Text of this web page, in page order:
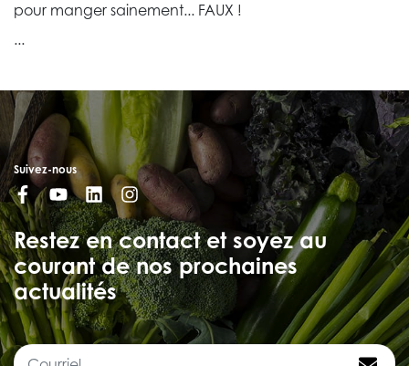
pour manger sainement... FAUX !
...
Restez en contact et soyez au
courant de nos prochaines
actualités
Suivez-nous